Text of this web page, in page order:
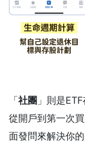
「社團 」則是
從開戶到第一次
面發問來解決你的